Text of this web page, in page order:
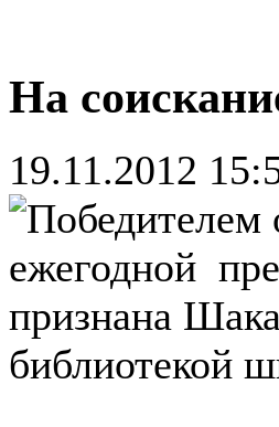
На
19.11.2012
Победителем
ежегодной
признана
библиотекой